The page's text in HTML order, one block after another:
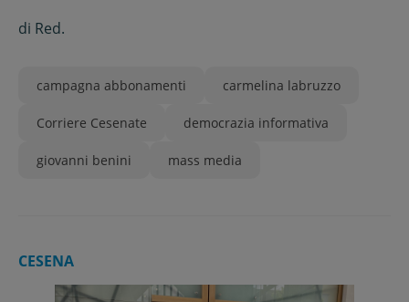
di Red.
campagna abbonamenti carmelina labruzzo
Corriere Cesenate democrazia informativa
giovanni benini mass media
CESENA